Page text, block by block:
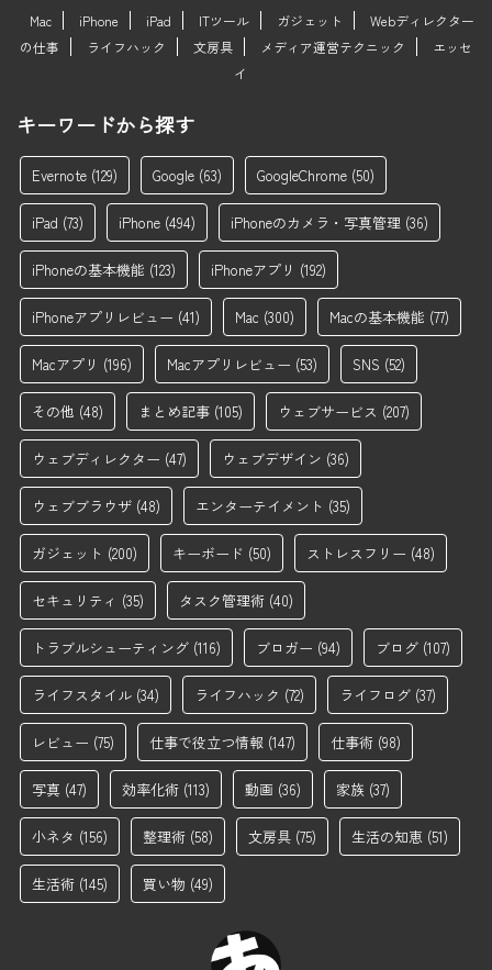
Mac iPhone iPad ITツール ガジェット
Webディレクター
の仕事
ライフハック 文房具 メディア運営テクニック
エッセ
イ
キーワードから探す
Evernote (129) Google (63) GoogleChrome (50)
iPad (73) iPhone (494) iPhoneのカメラ・写真管理 (36)
iPhoneの基本機能 (123) iPhoneアプリ (192)
iPhoneアプリレビュー (41) Mac (300) Macの基本機能 (77)
Macアプリ (196) Macアプリレビュー (53) SNS (52)
その他 (48) まとめ記事 (105) ウェブサービス (207)
ウェブディレクター (47) ウェブデザイン (36)
ウェブブラウザ (48) エンターテイメント (35)
ガジェット (200) キーボード (50) ストレスフリー (48)
セキュリティ (35) タスク管理術 (40)
トラブルシューティング (116) ブロガー (94) ブログ (107)
ライフスタイル (34) ライフハック (72) ライフログ (37)
レビュー (75) 仕事で役立つ情報 (147) 仕事術 (98)
写真 (47) 効率化術 (113) 動画 (36) 家族 (37)
小ネタ (156) 整理術 (58) 文房具 (75) 生活の知恵 (51)
生活術 (145) 買い物 (49)